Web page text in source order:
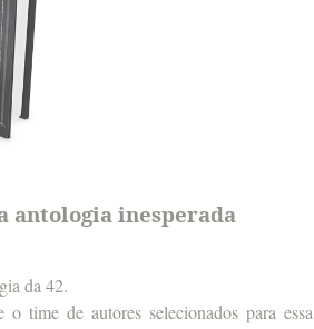
antologia inesperada
da 42.
time de autores selecionados para essa